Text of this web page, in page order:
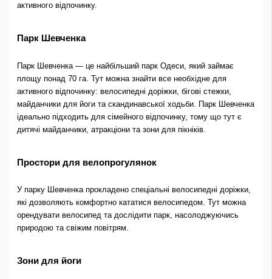
активного відпочинку.
Парк Шевченка
Парк Шевченка — це найбільший парк Одеси, який займає
площу понад 70 га. Тут можна знайти все необхідне для
активного відпочинку: велосипедні доріжки, бігові стежки,
майданчики для йоги та скандинавської ходьби. Парк Шевченка
ідеально підходить для сімейного відпочинку, тому що тут є
дитячі майданчики, атракціони та зони для пікніків.
Простори для велопрогулянок
У парку Шевченка прокладено спеціальні велосипедні доріжки,
які дозволяють комфортно кататися велосипедом. Тут можна
орендувати велосипед та дослідити парк, насолоджуючись
природою та свіжим повітрям.
Зони для йоги